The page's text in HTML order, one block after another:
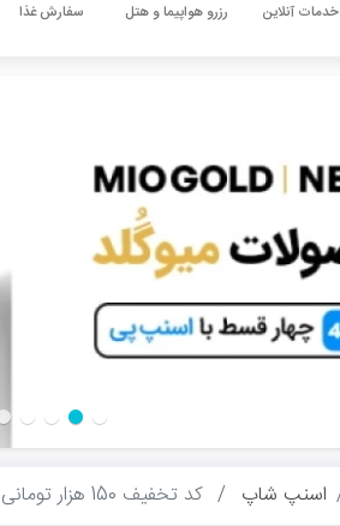
خدمات آنلاین رزرو هواپیما و هتل سفارش غذا
اسنپ شاپ کد تخفیف 150 هزار تومانی اسنپ شاپ